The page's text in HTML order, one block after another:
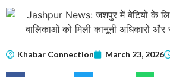
Khabar Connection March 23, 2026